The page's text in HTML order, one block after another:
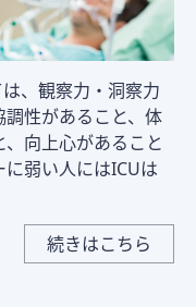
、観察力・洞察力
性があること、体
向上心があること
弱い人にはICUは
続きはこちら